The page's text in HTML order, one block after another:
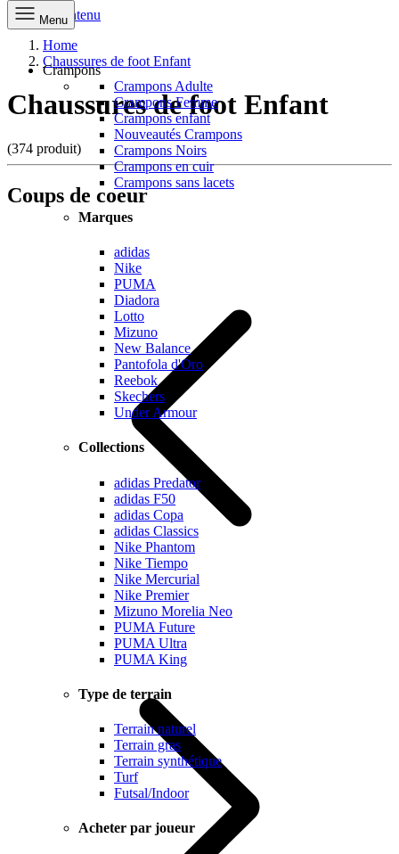
Aller au contenu
Menu
Crampons
Crampons Adulte
Crampons Femme
Crampons enfant
Nouveautés Crampons
Crampons Noirs
Crampons en cuir
Crampons sans lacets
Marques
adidas
Nike
PUMA
Diadora
Lotto
Mizuno
New Balance
Pantofola d'Oro
Reebok
Skechers
Under Armour
Collections
adidas Predator
adidas F50
adidas Copa
adidas Classics
Nike Phantom
Nike Tiempo
Nike Mercurial
Nike Premier
Mizuno Morelia Neo
PUMA Future
PUMA Ultra
PUMA King
Type de terrain
Terrain naturel
Terrain gras
Terrain synthétique
Turf
Futsal/Indoor
Acheter par joueur
Home
Chaussures de foot Enfant
Chaussures de foot Enfant
(374 produit)
Coups de coeur